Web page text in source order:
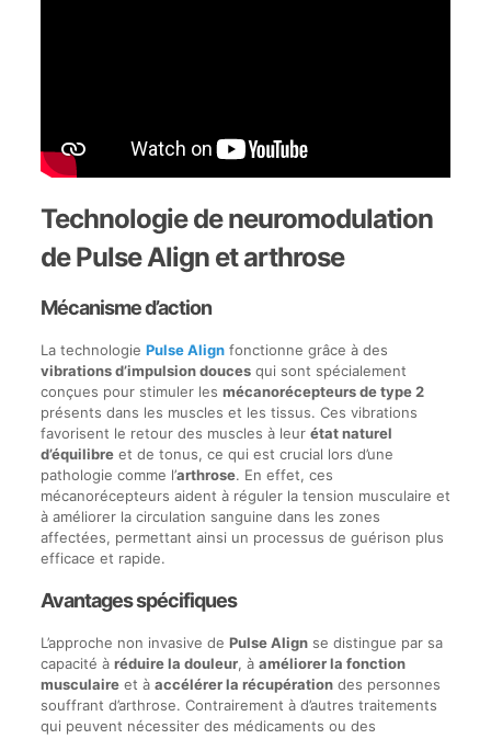
Technologie de neuromodulation
de Pulse Align et arthrose
Mécanisme d’action
La technologie Pulse Alignfonctionne grâce à des
vibrations d’impulsion doucesqui sont spécialement
conçues pour stimuler les mécanorécepteurs de type 2
présents dans les muscles et les tissus. Ces vibrations
favorisent le retour des muscles à leur état naturel
d’équilibreet de tonus, ce qui est crucial lors d’une
pathologie comme l’arthrose. En effet, ces
mécanorécepteurs aident à réguler la tension musculaire et
à améliorer la circulation sanguine dans les zones
affectées, permettant ainsi un processus de guérison plus
efficace et rapide.
Avantages spécifiques
L’approche non invasive de Pulse Alignse distingue par sa
capacité à réduire la douleur, à améliorer la fonction
musculaireet à accélérer la récupérationdes personnes
souffrant d’arthrose. Contrairement à d’autres traitements
qui peuvent nécessiter des médicaments ou des